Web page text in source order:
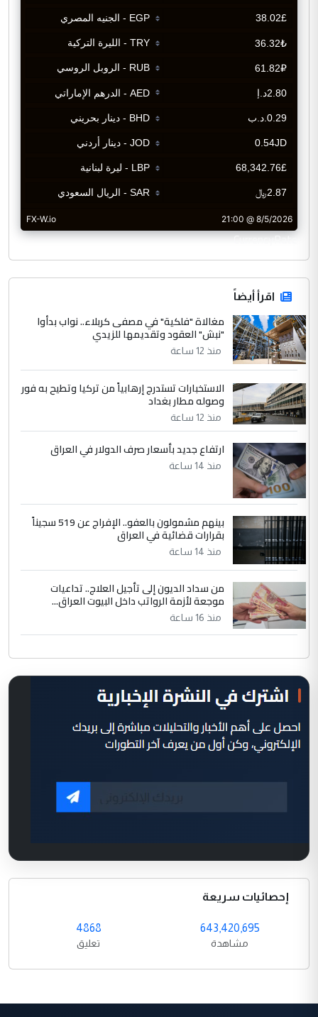
CurrencyRate
اقرأ أيضاً
مغالاة "فلكية" في مصفى كربلاء.. نواب بدأوا
"نبش" العقود وتقديمها للزيدي
منذ 12 ساعة
الاستخبارات تستدرج إرهابياً من تركيا وتطيح به فور
وصوله مطار بغداد
منذ 12 ساعة
ارتفاع جديد بأسعار صرف الدولار في العراق
منذ 14 ساعة
بينهم مشمولون بالعفو.. الإفراج عن 519 سجيناً
بقرارات قضائية في العراق
منذ 14 ساعة
من سداد الديون إلى تأجيل العلاج.. تداعيات
موجعة لأزمة الرواتب داخل البيوت العراق...
منذ 16 ساعة
إحصائيات سريعة
643,420,695
مشاهدة
4868
تعليق